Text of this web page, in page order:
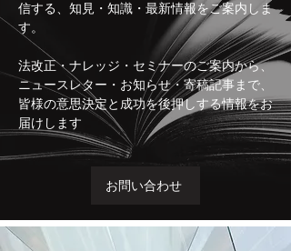
信する、知見・知識・最新情報をご案内しま
す。
法改正・ナレッジ・セミナーのご案内から、
ニュースレター・お知らせ・寄稿記事まで、
皆様の意思決定と成功を後押しする情報をお
届けします
お問い合わせ